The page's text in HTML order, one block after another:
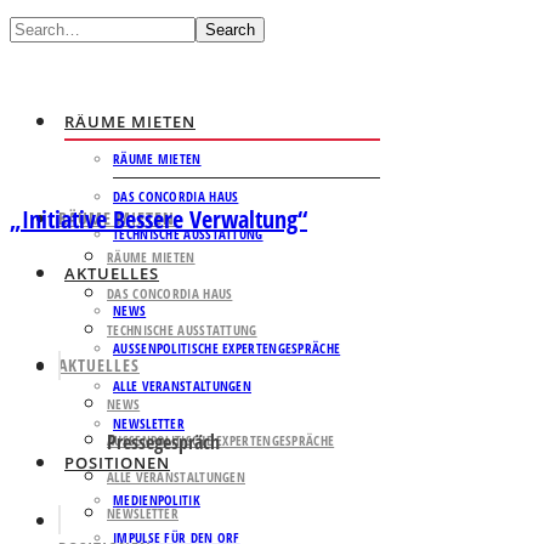
Search
RÄUME MIETEN
RÄUME MIETEN
DAS CONCORDIA HAUS
TECHNISCHE AUSSTATTUNG
AKTUELLES
NEWS
AUSSENPOLITISCHE EXPERTENGESPRÄCHE
ALLE VERANSTALTUNGEN
NEWSLETTER
POSITIONEN
MEDIENPOLITIK
IMPULSE FÜR DEN ORF
RÄUME MIETEN
RÄUME MIETEN
DAS CONCORDIA HAUS
TECHNISCHE AUSSTATTUNG
AKTUELLES
NEWS
AUSSENPOLITISCHE EXPERTENGESPRÄCHE
ALLE VERANSTALTUNGEN
NEWSLETTER
„Initiative Bessere Verwaltung“
Pressegespräch